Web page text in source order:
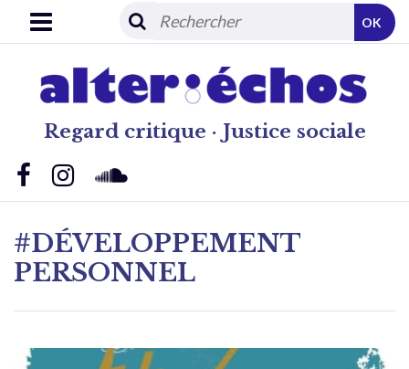
Regard critique · Justice sociale
OK
#DÉVELOPPEMENT
PERSONNEL